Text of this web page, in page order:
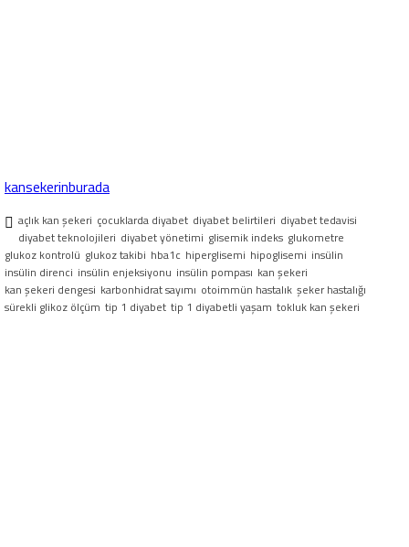
kansekerinburada
açlık kan şekeri çocuklarda diyabet diyabet belirtileri diyabet tedavisi
diyabet teknolojileri diyabet yönetimi glisemik indeks glukometre
glukoz kontrolü glukoz takibi hba1c hiperglisemi hipoglisemi insülin
insülin direnci insülin enjeksiyonu insülin pompası kan şekeri
kan şekeri dengesi karbonhidrat sayımı otoimmün hastalık şeker hastalığı
sürekli glikoz ölçüm tip 1 diyabet tip 1 diyabetli yaşam tokluk kan şekeri